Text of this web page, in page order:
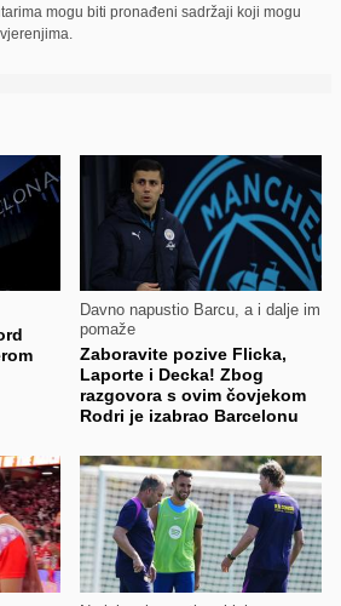
mogu biti pronađeni sadržaji koji mogu
Davno napustio Barcu, a i dalje im
pomaže
Zaboravite pozive Flicka,
Laporte i Decka! Zbog
razgovora s ovim čovjekom
Rodri je izabrao Barcelonu